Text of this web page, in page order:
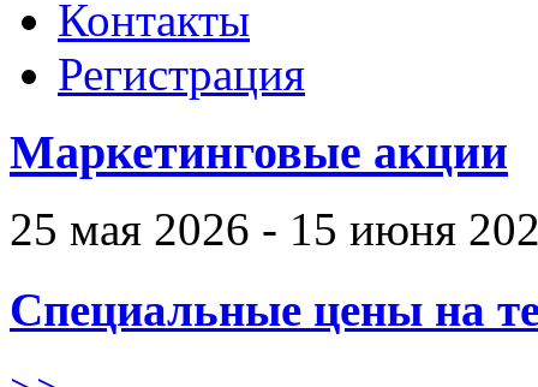
Контакты
Регистрация
Маркетинговые акции
25 мая 2026 - 15 июня
Специальные цены на